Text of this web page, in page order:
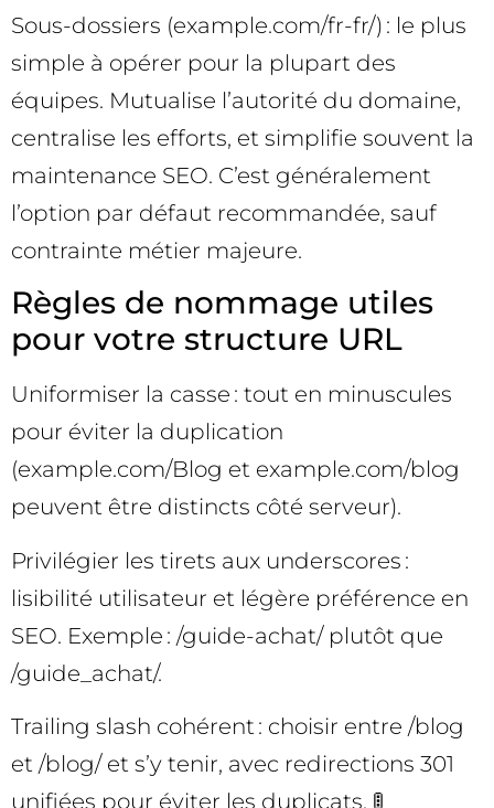
Sous-dossiers (example.com/fr-fr/) : le plus
simple à opérer pour la plupart des
équipes. Mutualise l’autorité du domaine,
centralise les efforts, et simplifie souvent la
maintenance SEO. C’est généralement
l’option par défaut recommandée, sauf
contrainte métier majeure.
Règles de nommage utiles
pour votre structure URL
Uniformiser la casse : tout en minuscules
pour éviter la duplication
(example.com/Blog et example.com/blog
peuvent être distincts côté serveur).
Privilégier les tirets aux underscores :
lisibilité utilisateur et légère préférence en
SEO. Exemple : /guide-achat/ plutôt que
/guide_achat/.
Trailing slash cohérent : choisir entre /blog
et /blog/ et s’y tenir, avec redirections 301
unifiées pour éviter les duplicats. 🚦